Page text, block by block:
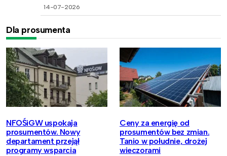
14-07-2026
Dla prosumenta
NFOŚiGW uspokaja
prosumentów. Nowy
departament przejął
programy wsparcia
Ceny za energię od
prosumentów bez zmian.
Tanio w południe, drożej
wieczorami